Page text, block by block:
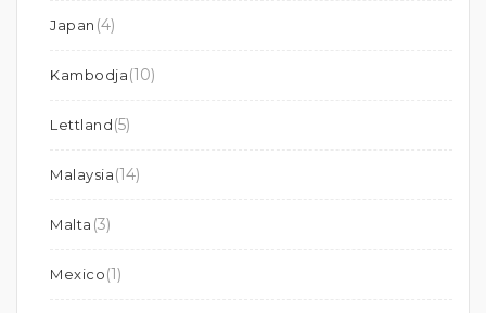
Japan (4)
Kambodja(10)
Lettland(5)
Malaysia(14)
Malta (3)
Mexico(1)